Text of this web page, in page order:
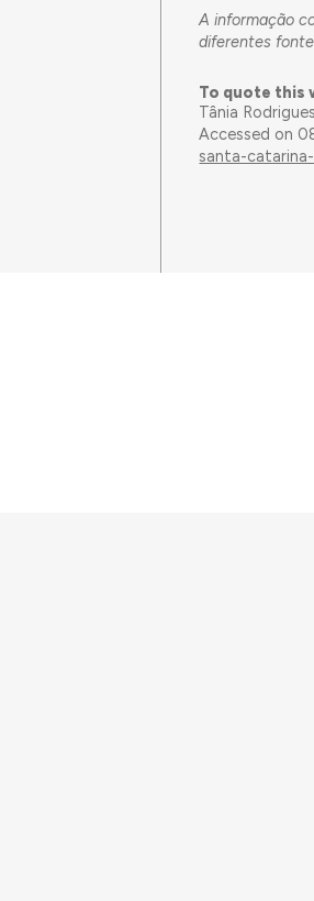
A informação
diferentes
To quote this
Tânia
Accessed on
santa-